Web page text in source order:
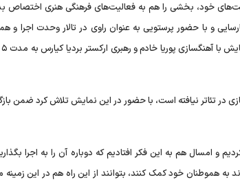
خود، بخشی را هم به فعالیت‌های فرهنگی هنری اختصاص
و با حضور پرستویی به عنوان راوی در تالار وحدت اجرا و
در تئاتر نیافته است، با حضور در این نمایش تلاش کرد ضمن
و امسال هم به این فکر افتادیم که دوباره آن را به اجرا
خود کمک کنند، بتوانند از این راه هم در این